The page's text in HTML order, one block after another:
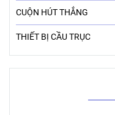
CUỘN HÚT THẮNG
THIẾT BỊ CẦU TRỤC